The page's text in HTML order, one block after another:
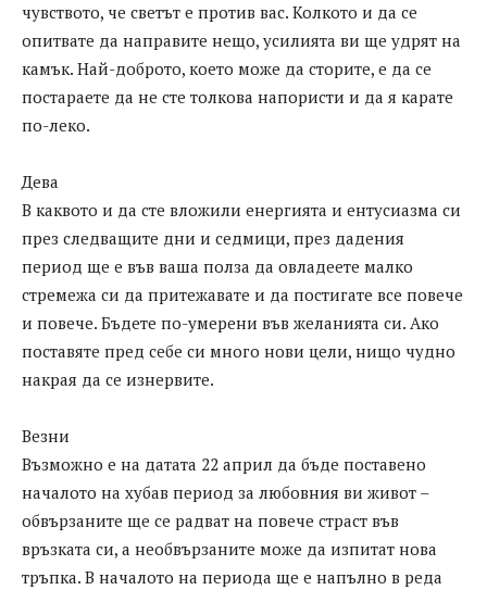
чувството, че светът е против вас. Колкото и да се
опитвате да направите нещо, усилията ви ще удрят на
камък. Най-доброто, което може да сторите, е да се
постараете да не сте толкова напористи и да я карате
по-леко.
Дева
В каквото и да сте вложили енергията и ентусиазма си
през следващите дни и седмици, през дадения
период ще е във ваша полза да овладеете малко
стремежа си да притежавате и да постигате все повече
и повече. Бъдете по-умерени във желанията си. Ако
поставяте пред себе си много нови цели, нищо чудно
накрая да се изнервите.
Везни
Възможно е на датата 22 април да бъде поставено
началото на хубав период за любовния ви живот –
обвързаните ще се радват на повече страст във
връзката си, а необвързаните може да изпитат нова
тръпка. В началото на периода ще е напълно в реда